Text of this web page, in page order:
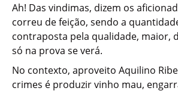
Ah! Das vindimas, dizem os
correu de feição, sendo a
contraposta pela qualidade, maior,
só na prova se verá.
No contexto, aproveito Aquilino
crimes é produzir vinho mau,